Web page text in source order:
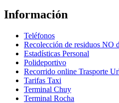
Información
Teléfonos
Recolección de residuos NO
Estadísticas Personal
Polideportivo
Recorrido online Trasporte
Tarifas Taxi
Terminal Chuy
Terminal Rocha